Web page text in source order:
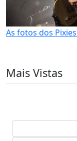
As fotos dos
Mais Vistas